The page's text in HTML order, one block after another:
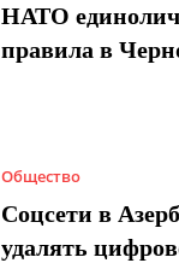
НАТО
правила в
Общество
Соцсети в
удалять